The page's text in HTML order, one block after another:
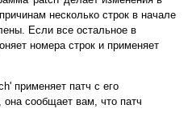
несколько строк в начале
Если все остальное в
номера строк и применяет
применяет патч с его
сообщает вам, что патч